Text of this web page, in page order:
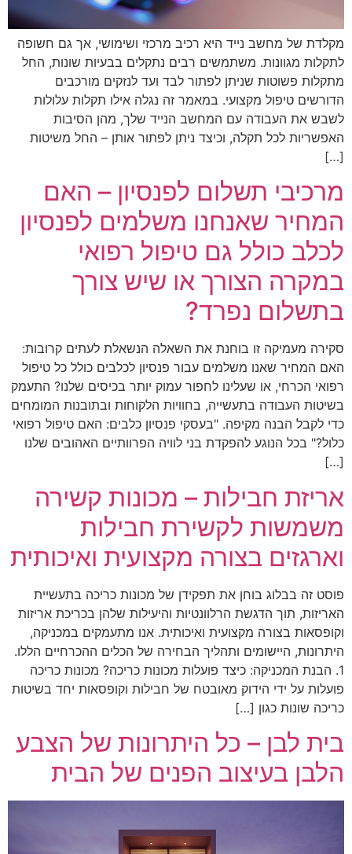
מקלדת של מחשב נייד היא רכיב מרכזי ושימושי, אך גם חשופה
לתקלות מגוונות. משתמשים רבים נתקלים בבעיות שונות, החל
מתקלות פשוטות שניתן לפתור לבד ועד לנזקים מורכבים
הדורשים טיפול מקצועי. במאמר זה נגלה אילו תקלות עלולות
לשבש את העבודה עם המחשב הנייד שלך, מהן הסיבות
האפשריות לכל תקלה, וכיצד ניתן לפתור אותן – החל משיטות
[…]
מרכיבי תשלום לפנסיון – האם
המחיר שאנחנו משלמים לפנסיון
לכלב כולל גם טיפול רפואי
במקרה הצורך או שיש צורך
בתשלום נפרד?
סקירה מעמיקה זו בוחנת את השאלה הנשאלת לעתים קרובות:
האם המחיר שאנו משלמים עבור פנסיון לכלבים כולל כל טיפול
רפואי הכרחי, או שעלינו לחפור עמוק יותר בכיסים שלנו? התעמק
בשיטות העבודה בתעשייה, בחוויות הלקוחות ובתובנות המומחים
כדי לקבל הבנה מקיפה. "בעסקי פנסיון כלבים: האם טיפול רפואי
כלול?" בכל הנוגע להפקדת בני לוויה הפרוותיים האהובים שלנו
[…]
אריזת חבילות – מכונות קשירה
משמשות לקשירת חבילות
וארגזים בצורה מקצועית ואיכותית
פוסט זה בבלוג בוחן את תפקידן של מכונות כריכה בתעשיית
האריזות, תוך הדגשת הרלוונטיות והיעילות שלהן בכריכת אריזות
וקופסאות בצורה מקצועית ואיכותית. אנו מתעמקים במכניקה,
היתרונות, היישומים ותהליך הבחירה של הכלים ההכרחיים הללו.
1. הבנת המכניקה: כיצד פועלות מכונות כריכה? מכונות כריכה
פועלות על ידי הידוק מאובטח של חבילות וקופסאות יחד בשיטות
כריכה שונות כגון […]
בית לבן – כל היתרונות של הצבע
הלבן בעיצוב הפנים של הבית